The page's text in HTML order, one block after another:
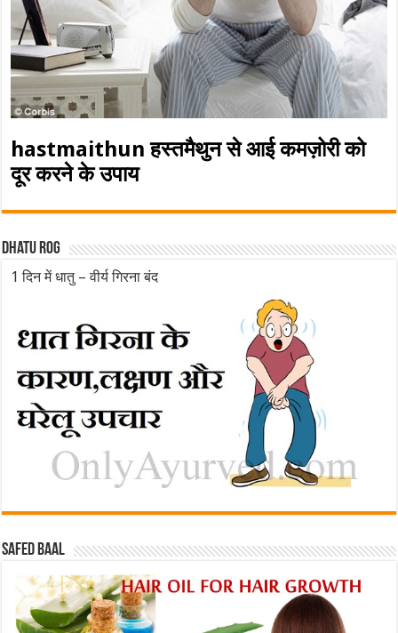
hastmaithun हस्तमैथुन से आई कमज़ोरी को
दूर करने के उपाय
Dhatu rog
1 दिन में धातु – वीर्य गिरना बंद
Safed baal